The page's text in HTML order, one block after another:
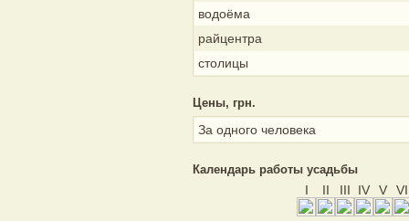
водоёма
райцентра
столицы
Цены, грн.
За одного человека
Календарь работы усадьбы
I II III IV V VI